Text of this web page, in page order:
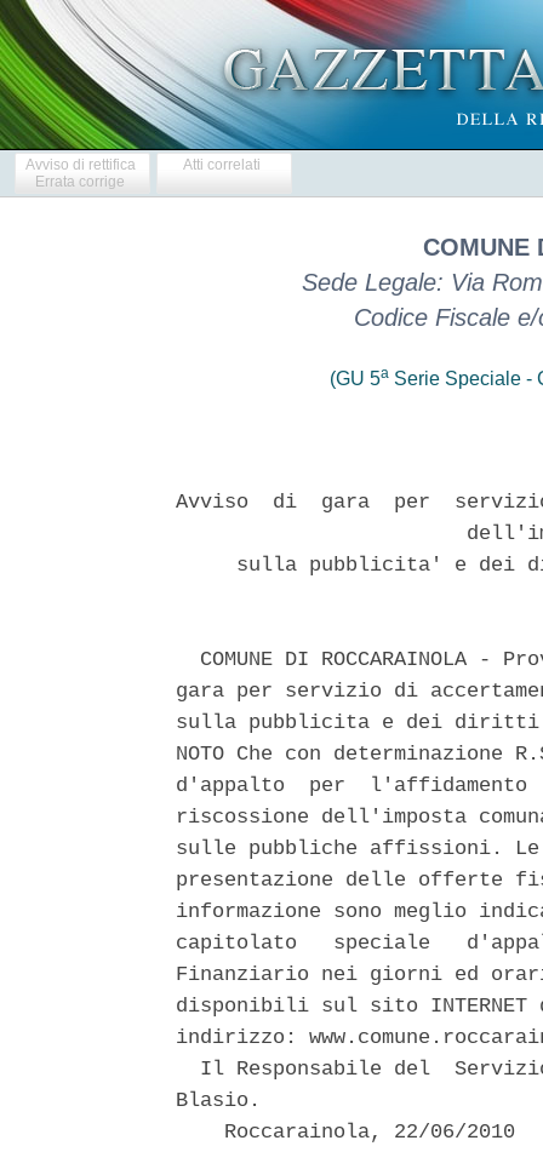
Avviso di rettifica
Errata corrige
Atti correlati
COMUNE
Sede Legale: Via
Codice Fiscale
(GU 5a Serie Speciale -
Avviso  di  gara  per
sulla pubblicita' e dei
COMUNE DI ROCCARAINOLA -
gara per servizio di
sulla pubblicita e dei diritti
NOTO Che con
d'appalto  per
riscossione dell'imposta
sulle pubbliche affissioni.
presentazione delle offerte
informazione sono meglio
capitolato   speciale
Finanziario nei giorni ed
disponibili sul sito INTERNET
indirizzo:
Il Responsabile del
Blasio.
    Roccarainola, 22/06/2010